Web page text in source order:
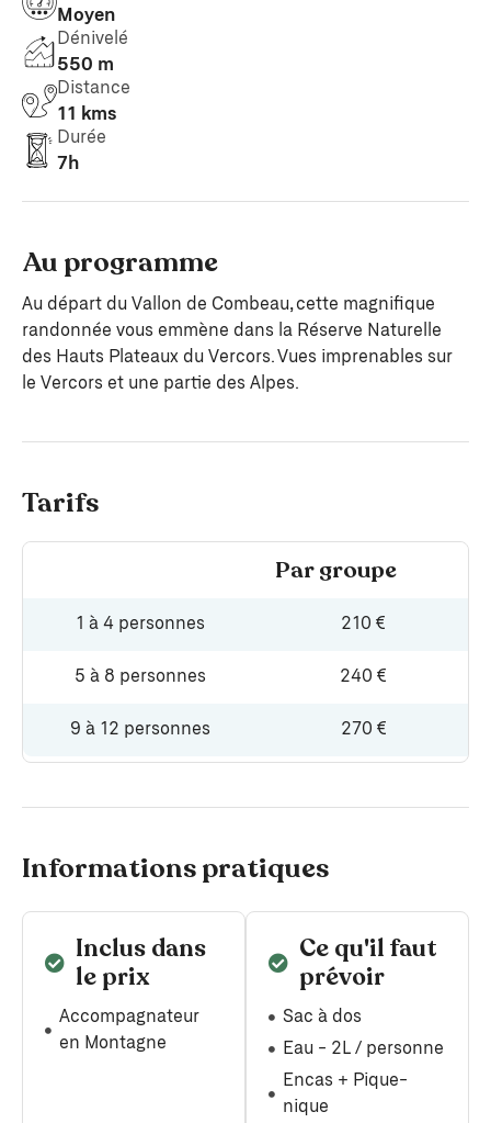
Moyen
Dénivelé
550 m
Distance
11 kms
Durée
7h
Au programme
Au départ du Vallon de Combeau, cette magnifique
randonnée vous emmène dans la Réserve Naturelle
des Hauts Plateaux du Vercors. Vues imprenables sur
le Vercors et une partie des Alpes.
Tarifs
Par groupe
1 à 4 personnes 210 €
5 à 8 personnes 240 €
9 à 12 personnes 270 €
Informations pratiques
Inclus dans
le prix
Accompagnateur
en Montagne
Ce qu'il faut
prévoir
Sac à dos
Eau - 2L / personne
Encas + Pique-
nique